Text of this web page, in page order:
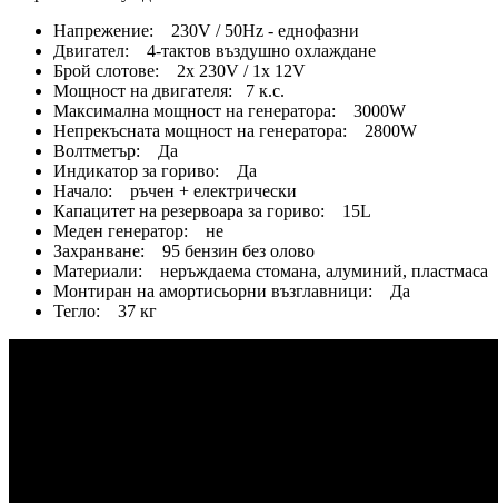
Напрежение: 230V / 50Hz - еднофазни
Двигател: 4-тактов въздушно охлаждане
Брой слотове: 2x 230V / 1x 12V
Мощност на двигателя: 7 к.с.
Максимална мощност на генератора: 3000W
Непрекъсната мощност на генератора: 2800W
Волтметър: Да
Индикатор за гориво: Да
Начало: ръчен + електрически
Капацитет на резервоара за гориво: 15L
Меден генератор: не
Захранване: 95 бензин без олово
Материали: неръждаема стомана, алуминий, пластмаса
Монтиран на амортисьорни възглавници: Да
Тегло: 37 кг